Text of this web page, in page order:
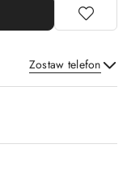
Zostaw telefon